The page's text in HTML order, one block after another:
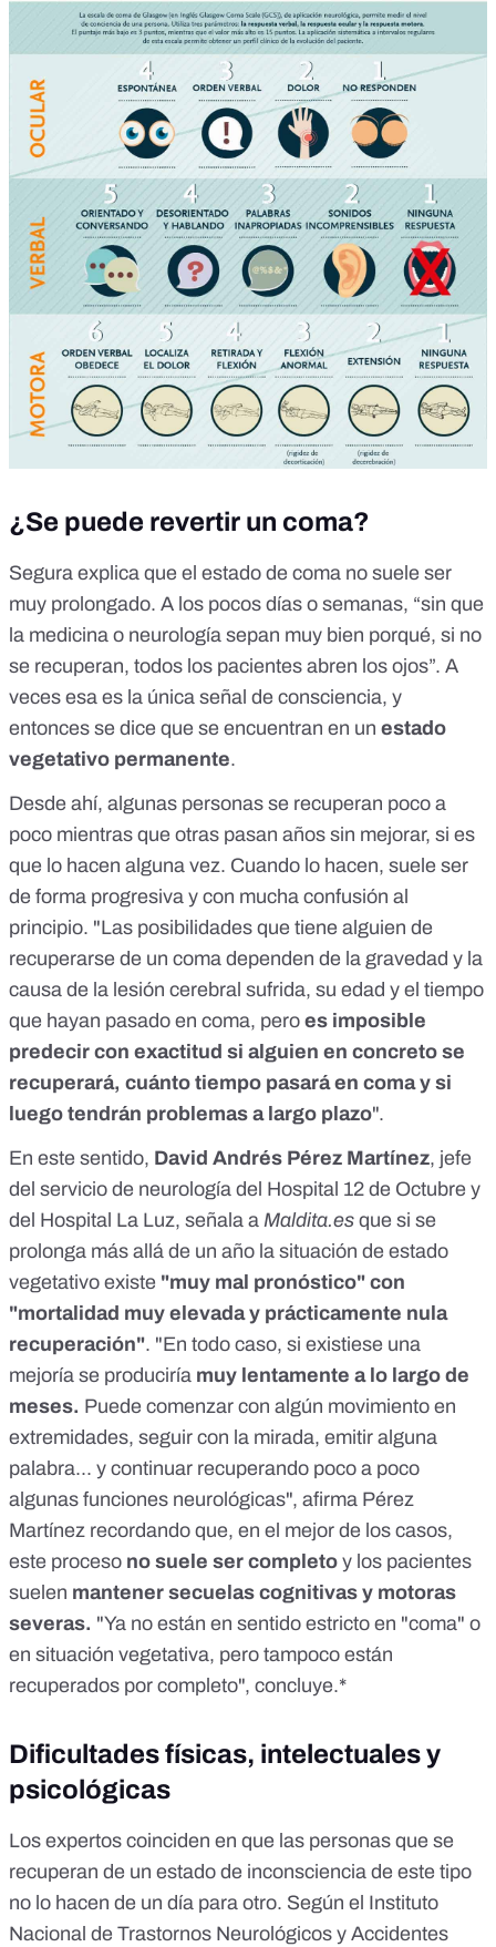
¿Se puede revertir un coma?
Segura explica que el estado de coma no suele ser
muy prolongado. A los pocos días o semanas, “sin que
la medicina o neurología sepan muy bien porqué, si no
se recuperan, todos los pacientes abren los ojos”. A
veces esa es la única señal de consciencia, y
entonces se dice que se encuentran en un estado
vegetativo permanente.
Desde ahí, algunas personas se recuperan poco a
poco mientras que otras pasan años sin mejorar, si es
que lo hacen alguna vez. Cuando lo hacen, suele ser
de forma progresiva y con mucha confusión al
principio. "Las posibilidades que tiene alguien de
recuperarse de un coma dependen de la gravedad y la
causa de la lesión cerebral sufrida, su edad y el tiempo
que hayan pasado en coma, pero es imposible
predecir con exactitud si alguien en concreto se
recuperará, cuánto tiempo pasará en coma y si
luego tendrán problemas a largo plazo".
En este sentido, David Andrés Pérez Martínez, jefe
del servicio de neurología del Hospital 12 de Octubre y
del Hospital La Luz, señala a Maldita.es que si se
prolonga más allá de un año la situación de estado
vegetativo existe "muy mal pronóstico" con
"mortalidad muy elevada y prácticamente nula
recuperación". "En todo caso, si existiese una
mejoría se produciría muy lentamente a lo largo de
meses. Puede comenzar con algún movimiento en
extremidades, seguir con la mirada, emitir alguna
palabra... y continuar recuperando poco a poco
algunas funciones neurológicas", afirma Pérez
Martínez recordando que, en el mejor de los casos,
este proceso no suele ser completo y los pacientes
suelen mantener secuelas cognitivas y motoras
severas. "Ya no están en sentido estricto en "coma" o
en situación vegetativa, pero tampoco están
recuperados por completo", concluye.*
Dificultades físicas, intelectuales y
psicológicas
Los expertos coinciden en que las personas que se
recuperan de un estado de inconsciencia de este tipo
no lo hacen de un día para otro. Según el Instituto
Nacional de Trastornos Neurológicos y Accidentes